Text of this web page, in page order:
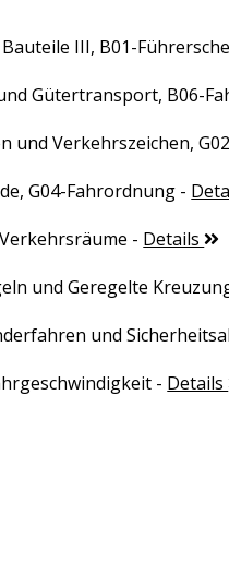
III, B01-
Gütertransport, B06-
und Verkehrszeichen,
G04-Fahrordnung -
- Details
und Geregelte
und
- Details